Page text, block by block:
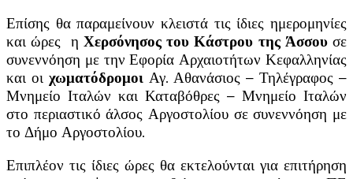
Επίσης θα παραμείνουν κλειστά τις ίδιες ημερομηνίες
και ώρες η Χερσόνησος του Κάστρου της Άσσουσε
συνεννόηση με την Εφορία Αρχαιοτήτων Κεφαλληνίας
και οι χωματόδρομοι Αγ. Αθανάσιος – Τηλέγραφος –
Μνημείο Ιταλών και Καταβόθρες – Μνημείο Ιταλών
στο περιαστικό άλσος Αργοστολίου σε συνεννόηση με
το Δήμο Αργοστολίου.
Επιπλέον τις ίδιες ώρες θα εκτελούνται για επιτήρηση